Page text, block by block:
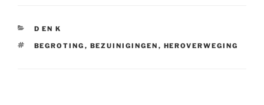
CATEGORIEËN
D EN K
TAGS
BEGROTING , BEZUINIGINGEN , HEROVERWEGING